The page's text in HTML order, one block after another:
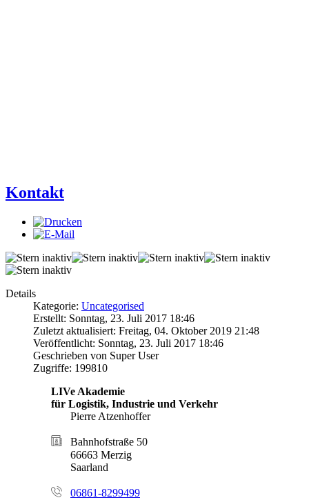
Kontakt
Details
Kategorie: Uncategorised
Erstellt: Sonntag, 23. Juli 2017 18:46
Zuletzt aktualisiert: Freitag, 04. Oktober 2019 21:48
Veröffentlicht: Sonntag, 23. Juli 2017 18:46
Geschrieben von Super User
Zugriffe: 199810
LIVe Akademie
für Logistik, Industrie und Verkehr
Pierre Atzenhoffer
Bahnhofstraße 50
66663 Merzig
Saarland
06861-8299499